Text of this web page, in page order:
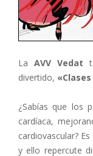
La AVV Vedat
divertido,
¿Sabías que los
cardíaca,
cardiovascular?
y ello repercute